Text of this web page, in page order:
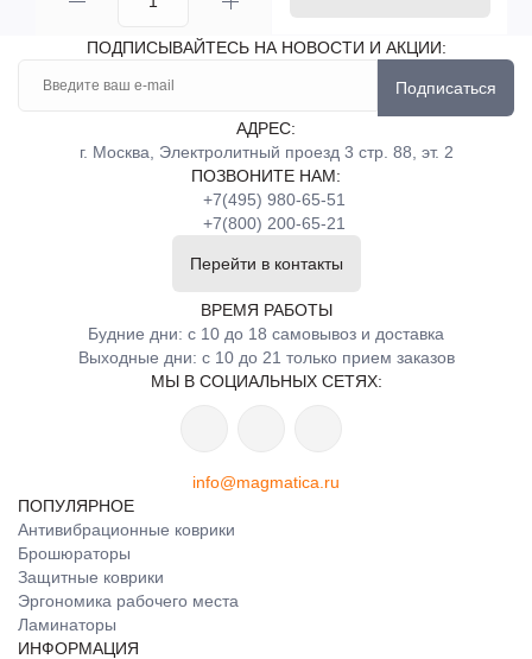
ПОДПИСЫВАЙТЕСЬ НА НОВОСТИ И АКЦИИ:
Подписаться
АДРЕС:
г. Москва, Электролитный проезд 3 стр. 88, эт. 2
ПОЗВОНИТЕ НАМ:
+7(495) 980-65-51
+7(800) 200-65-21
Перейти в контакты
ВРЕМЯ РАБОТЫ
Будние дни: с 10 до 18 самовывоз и доставка
Выходные дни: с 10 до 21 только прием заказов
МЫ В СОЦИАЛЬНЫХ СЕТЯХ:
info@magmatica.ru
ПОПУЛЯРНОЕ
Антивибрационные коврики
Брошюраторы
Защитные коврики
Эргономика рабочего места
Ламинаторы
ИНФОРМАЦИЯ